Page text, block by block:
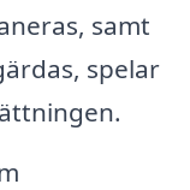
samt
spelar